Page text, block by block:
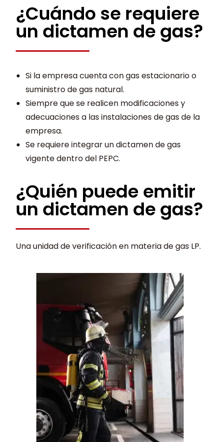
¿Cuándo se requiere
un dictamen de gas?
Si la empresa cuenta con gas estacionario o
suministro de gas natural.
Siempre que se realicen modificaciones y
adecuaciones a las instalaciones de gas de la
empresa.
Se requiere integrar un dictamen de gas
vigente dentro del PEPC.
¿Quién puede emitir
un dictamen de gas?
Una unidad de verificación en materia de gas LP.